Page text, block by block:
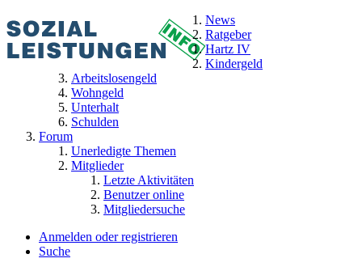
News
Ratgeber
Hartz IV
Kindergeld
Arbeitslosengeld
Wohngeld
Unterhalt
Schulden
Forum
Unerledigte Themen
Mitglieder
Letzte Aktivitäten
Benutzer online
Mitgliedersuche
Anmelden oder registrieren
Suche